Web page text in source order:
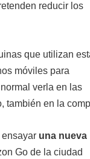
reducir los
que utilizan
móviles para
verla en las
también en la
ensayar una nueva
Go de la ciudad